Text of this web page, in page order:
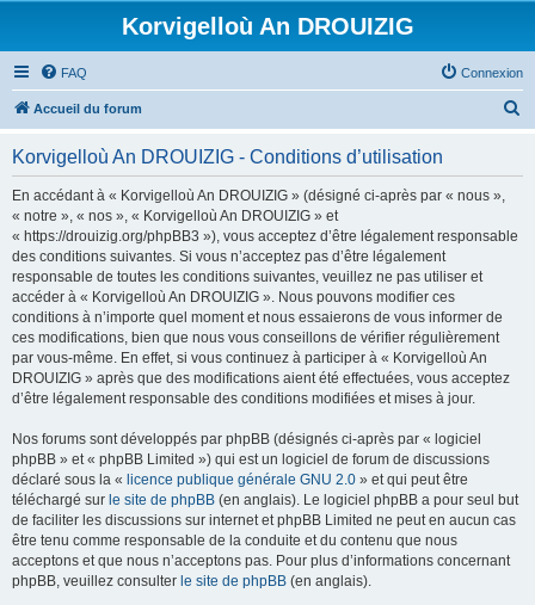
Korvigelloù An DROUIZIG
FAQ Connexion
Accueil du forum
Korvigelloù An DROUIZIG - Conditions d’utilisation
En accédant à « Korvigelloù An DROUIZIG » (désigné ci-après par « nous »,
« notre », « nos », « Korvigelloù An DROUIZIG » et
« https://drouizig.org/phpBB3 »), vous acceptez d’être légalement responsable
des conditions suivantes. Si vous n’acceptez pas d’être légalement
responsable de toutes les conditions suivantes, veuillez ne pas utiliser et
accéder à « Korvigelloù An DROUIZIG ». Nous pouvons modifier ces
conditions à n’importe quel moment et nous essaierons de vous informer de
ces modifications, bien que nous vous conseillons de vérifier régulièrement
par vous-même. En effet, si vous continuez à participer à « Korvigelloù An
DROUIZIG » après que des modifications aient été effectuées, vous acceptez
d’être légalement responsable des conditions modifiées et mises à jour.
Nos forums sont développés par phpBB (désignés ci-après par « logiciel
phpBB » et « phpBB Limited ») qui est un logiciel de forum de discussions
déclaré sous la « licence publique générale GNU 2.0 » et qui peut être
téléchargé sur le site de phpBB (en anglais). Le logiciel phpBB a pour seul but
de faciliter les discussions sur internet et phpBB Limited ne peut en aucun cas
être tenu comme responsable de la conduite et du contenu que nous
acceptons et que nous n’acceptons pas. Pour plus d’informations concernant
phpBB, veuillez consulter le site de phpBB (en anglais).